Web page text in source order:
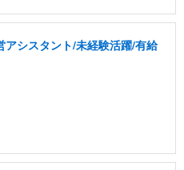
アシスタント/未経験活躍/有給